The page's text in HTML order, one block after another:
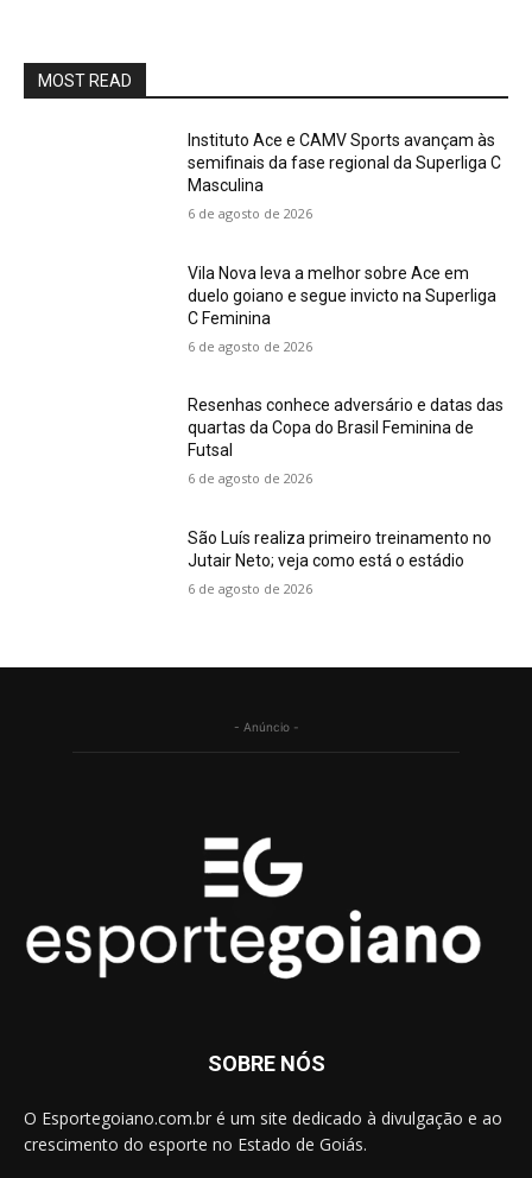
MOST READ
Instituto Ace e CAMV Sports avançam às
semifinais da fase regional da Superliga C
Masculina
6 de agosto de 2026
Vila Nova leva a melhor sobre Ace em
duelo goiano e segue invicto na Superliga
C Feminina
6 de agosto de 2026
Resenhas conhece adversário e datas das
quartas da Copa do Brasil Feminina de
Futsal
6 de agosto de 2026
São Luís realiza primeiro treinamento no
Jutair Neto; veja como está o estádio
6 de agosto de 2026
- Anúncio -
SOBRE NÓS
O Esportegoiano.com.br é um site dedicado à divulgação e ao
crescimento do esporte no Estado de Goiás.